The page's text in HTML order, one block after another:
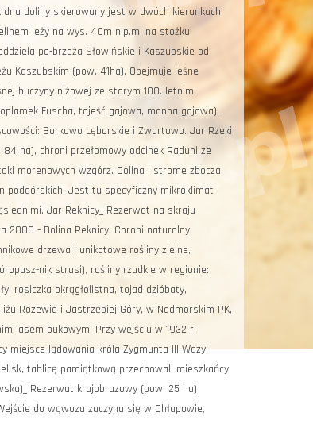
dna doliny skierowany jest w dwóch kierunkach:
leży na wys. 40m n.p.m. na stożku
po-brzeża Słowińskie i Kaszubskie od
Kaszubskim (pow. 41ha). Obejmuje leśne
buczyny niżowej ze starym 100. letnim
Fuscha, tojeść gajowa, manna gajowa).
Borkowo Lęborskie i Zwartowo. Jar Rzeki
ha), chroni przełomowy odcinek Raduni ze
morenowych wzgórz. Dolina i strome zbocza
podgórskich. Jest tu specyficzny mikroklimat
Jar Reknicy_ Rezerwat na skraju
2000 - Dolina Reknicy. Chroni naturalny
drzewa i unikatowe rośliny zielne,
nik strusi), rośliny rzadkie w regionie:
rosiczka okrągłolistna, tojad dzióbaty,
Rozewia i Jastrzębiej Góry, w Nadmorskim PK,
lasem bukowym. Przy wejściu w 1932 r.
miejsce lądowania króla Zygmunta III Wazy,
tablicę pamiątkową przechowali mieszkańcy
Rezerwat krajobrazowy (pow. 25 ha)
do wąwozu zaczyna się w Chłapowie,